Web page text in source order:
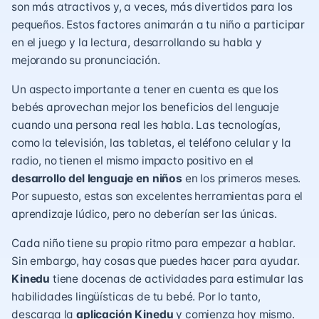
son más atractivos y, a veces, más divertidos para los
pequeños. Estos factores animarán a tu niño a participar
en el juego y la lectura, desarrollando su habla y
mejorando su pronunciación.
Un aspecto importante a tener en cuenta es que los
bebés aprovechan mejor los beneficios del lenguaje
cuando una persona real les habla. Las tecnologías,
como la televisión, las tabletas, el teléfono celular y la
radio, no tienen el mismo impacto positivo en el
desarrollo del lenguaje en niños en los primeros meses.
Por supuesto, estas son excelentes herramientas para el
aprendizaje lúdico, pero no deberían ser las únicas.
Cada niño tiene su propio ritmo para empezar a hablar.
Sin embargo, hay cosas que puedes hacer para ayudar.
Kinedu tiene docenas de actividades para estimular las
habilidades lingüísticas de tu bebé. Por lo tanto,
descarga laaplicación Kinedu y comienza hoy mismo.